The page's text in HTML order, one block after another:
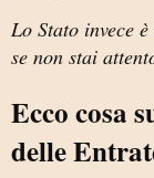
Lo Stato invece
se non stai
Ecco cosa
delle